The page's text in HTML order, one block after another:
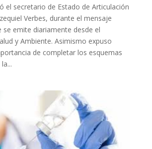
el secretario de Estado de Articulación
Verbes, durante el mensaje
se emite diariamente desde el
y Ambiente. Asimismo expuso
de completar los esquemas